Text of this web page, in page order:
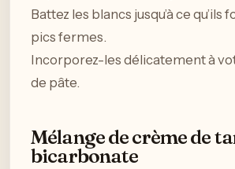
Battez les blancs jusqu’à ce qu’ils
pics fermes.
Incorporez-les délicatement à
de pâte.
Mélange de crème de
bicarbonate